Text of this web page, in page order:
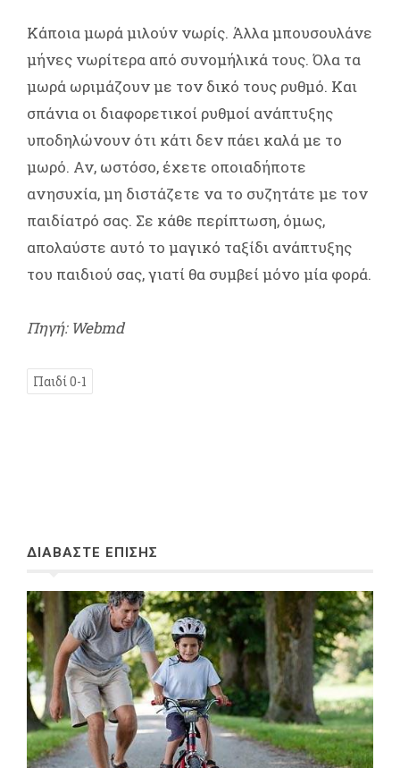
Κάποια μωρά μιλούν νωρίς. Άλλα μπουσουλάνε
μήνες νωρίτερα από συνομήλικά τους. Όλα τα
μωρά ωριμάζουν με τον δικό τους ρυθμό. Και
σπάνια οι διαφορετικοί ρυθμοί ανάπτυξης
υποδηλώνουν ότι κάτι δεν πάει καλά με το
μωρό. Αν, ωστόσο, έχετε οποιαδήποτε
ανησυχία, μη διστάζετε να το συζητάτε με τον
παιδίατρό σας. Σε κάθε περίπτωση, όμως,
απολαύστε αυτό το μαγικό ταξίδι ανάπτυξης
του παιδιού σας, γιατί θα συμβεί μόνο μία φορά.
Πηγή: Webmd
Παιδί 0-1
ΔΙΑΒΑΣΤΕ ΕΠΙΣΗΣ